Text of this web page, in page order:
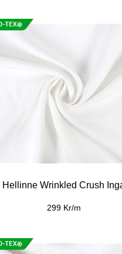
Hellinne Wrinkled Crush
299 Kr/m